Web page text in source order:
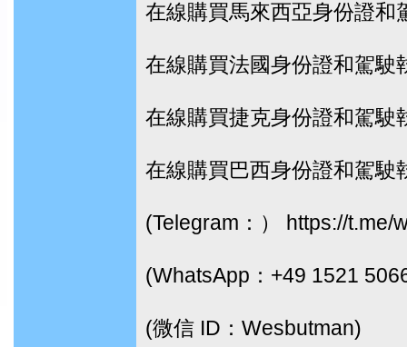
在線購買馬來西亞身份證和
在線購買法國身份證和駕駛
在線購買捷克身份證和駕駛
在線購買巴西身份證和駕駛
(Telegram：） https://t.me/
(WhatsApp：+49 1521
(微信 ID：Wesbutman)